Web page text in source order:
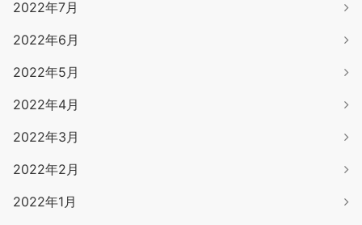
2022年7月
2022年6月
2022年5月
2022年4月
2022年3月
2022年2月
2022年1月